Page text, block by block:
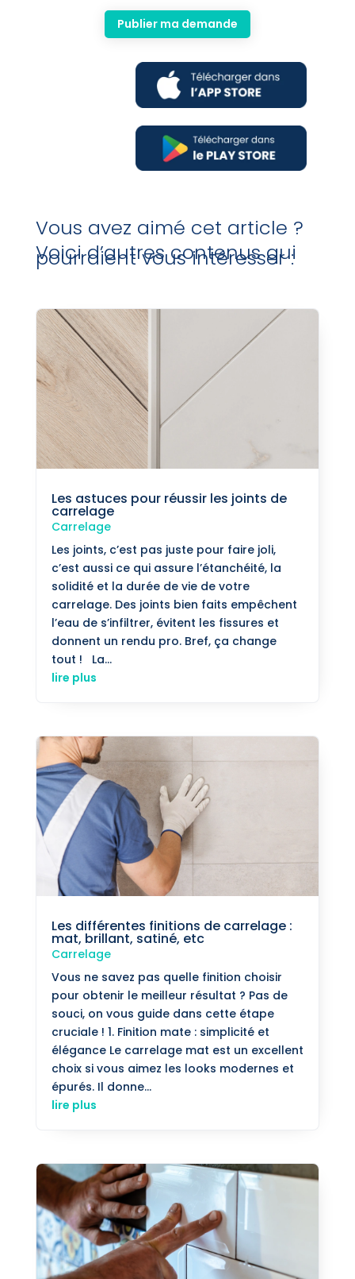
Publier ma demande
Vous avez aimé cet article ?
Voici d’autres contenus qui
pourraient vous intéresser :
Les astuces pour réussir les joints de
carrelage
Carrelage
Les joints, c’est pas juste pour faire joli,
c’est aussi ce qui assure l’étanchéité, la
solidité et la durée de vie de votre
carrelage. Des joints bien faits empêchent
l’eau de s’infiltrer, évitent les fissures et
donnent un rendu pro. Bref, ça change
tout ! La...
lire plus
Les différentes finitions de carrelage :
mat, brillant, satiné, etc
Carrelage
Vous ne savez pas quelle finition choisir
pour obtenir le meilleur résultat ? Pas de
souci, on vous guide dans cette étape
cruciale ! 1. Finition mate : simplicité et
élégance Le carrelage mat est un excellent
choix si vous aimez les looks modernes et
épurés. Il donne...
lire plus